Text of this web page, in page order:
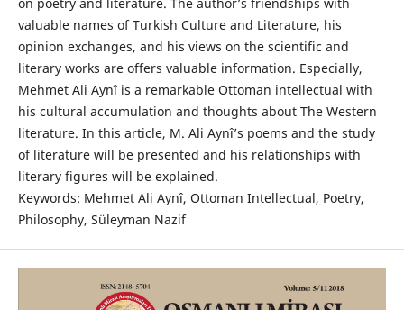
valuable names of Turkish Culture and Literature, his
opinion exchanges, and his views on the scientific and
literary works are offers valuable information. Especially,
Mehmet Ali Aynî is a remarkable Ottoman intellectual with
his cultural accumulation and thoughts about The Western
literature. In this article, M. Ali Aynî’s poems and the study
of literature will be presented and his relationships with
literary figures will be explained.
Keywords: Mehmet Ali Aynî, Ottoman Intellectual, Poetry,
Philosophy, Süleyman Nazif